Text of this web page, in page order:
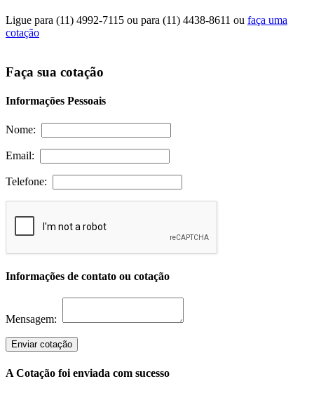
Ligue para (11) 4992-7115 ou para (11) 4438-8611 ou faça uma
cotação
Faça sua cotação
Informações Pessoais
Nome:
Email:
Telefone:
Informações de contato ou cotação
Mensagem:
Enviar cotação
A Cotação foi enviada com sucesso